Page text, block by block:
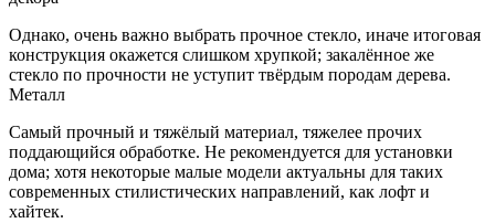
Однако, очень важно выбрать прочное стекло, иначе итоговая
конструкция окажется слишком хрупкой; закалённое же
стекло по прочности не уступит твёрдым породам дерева.
Металл
Самый прочный и тяжёлый материал, тяжелее прочих
поддающийся обработке. Не рекомендуется для установки
дома; хотя некоторые малые модели актуальны для таких
современных стилистических направлений, как лофт и
хайтек.